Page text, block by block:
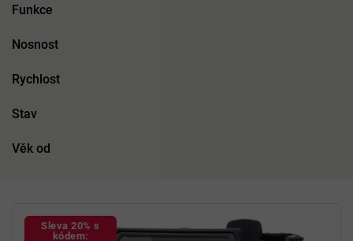
Funkce
Nosnost
Rychlost
Stav
Věk od
Sleva 20% s
kódem: